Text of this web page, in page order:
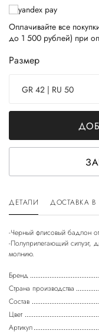
Оплачивайте все
до 1 500 рублей) при
Размер
GR 42 | RU 50
ДЕТАЛИ ДОСТАВКА В
-Черный флисовый бадлон от
-Полуприлегающий силуэт,
Бренд
Страна производства
Состав
Цвет
Артикул